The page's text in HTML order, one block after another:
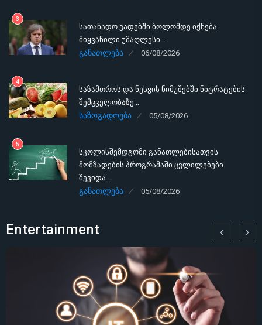
3
სათანადო ვადებში ბოლომდე იქნება
მიყვანილი უმაღლესი…
ᲒᲐᲜᲐᲗᲚᲔᲑᲐ 06/08/2026
4
საზამთროს და ნესვის ნიმუშებში ნიტრატების
შემცველობაზე…
ᲡᲐᲖᲝᲒᲐᲓᲝᲔᲑᲐ 05/08/2026
5
სკოლისშემდგომი განათლებისათვის
მომზადების პროგრამაში ცვლილებები
შევიდა…
ᲒᲐᲜᲐᲗᲚᲔᲑᲐ 05/08/2026
Entertainment